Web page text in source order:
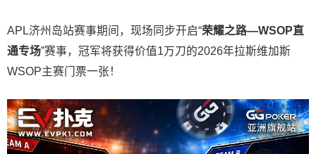
APL济州岛站赛事期间，现场同步开启“荣耀之路—WSOP直
通专场”赛事，冠军将获得价值1万刀的2026年拉斯维加斯
WSOP主赛门票一张！